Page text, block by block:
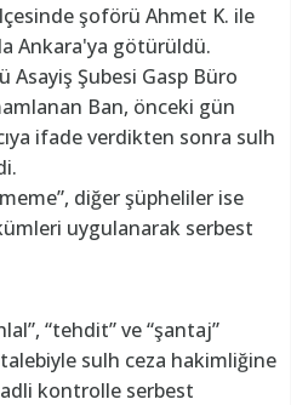
şoförü Ahmet K. ile
Ankara'ya götürüldü.
Şubesi Gasp Büro
Ban, önceki gün
ifade verdikten sonra sulh
diğer şüpheliler ise
uygulanarak serbest
“tehdit” ve “şantaj”
sulh ceza hakimliğine
kontrolle serbest